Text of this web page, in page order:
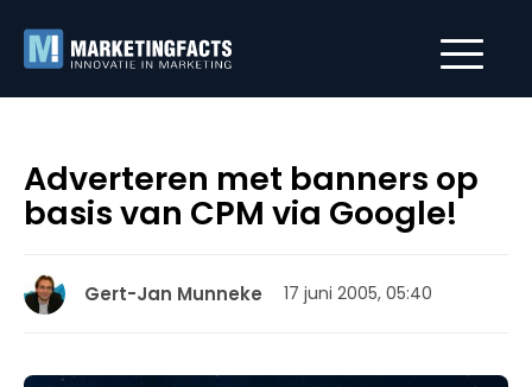
Adverteren met banners op
basis van CPM via Google!
Gert-Jan Munneke 17 juni 2005, 05:40